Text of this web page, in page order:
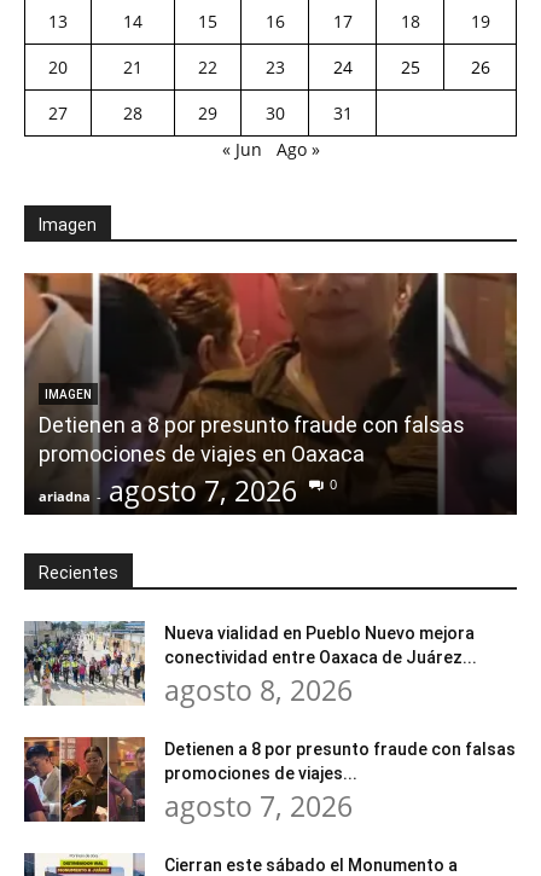
13
14 15 16 17 18
19
20
21 22 23 24 25
26
27
28 29 30
31
« Jun
Ago »
Imagen
IMAGEN
Detienen a 8 por presunto fraude con falsas
promociones de viajes en Oaxaca
ariadna - agosto 7, 2026 0
Recientes
Nueva vialidad en Pueblo Nuevo mejora
conectividad entre Oaxaca de Juárez...
agosto 8, 2026
Detienen a 8 por presunto fraude con falsas
promociones de viajes...
agosto 7, 2026
Cierran este sábado el Monumento a